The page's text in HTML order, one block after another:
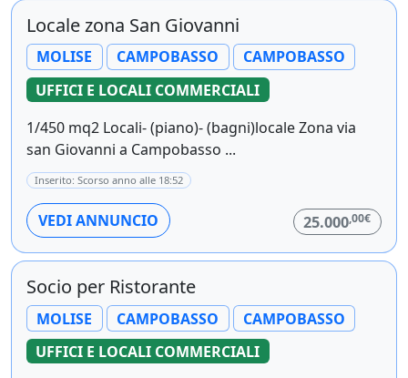
Locale zona San Giovanni
MOLISE CAMPOBASSO
CAMPOBASSO
UFFICI E LOCALI COMMERCIALI
1/450 mq2 Locali- (piano)- (bagni)locale Zona via
san Giovanni a Campobasso ...
Inserito: Scorso anno alle 18:52
VEDI ANNUNCIO 25.000,00€
Socio per Ristorante
MOLISE CAMPOBASSO
CAMPOBASSO
UFFICI E LOCALI COMMERCIALI